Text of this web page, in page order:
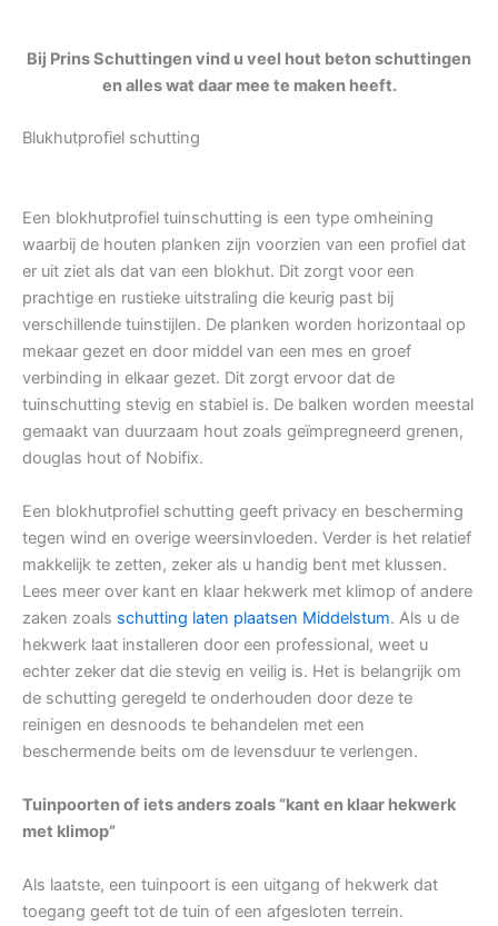
Bij Prins Schuttingen vind u veel hout beton schuttingen
en alles wat daar mee te maken heeft.
Blukhutprofiel schutting
Een blokhutprofiel tuinschutting is een type omheining
waarbij de houten planken zijn voorzien van een profiel dat
er uit ziet als dat van een blokhut. Dit zorgt voor een
prachtige en rustieke uitstraling die keurig past bij
verschillende tuinstijlen. De planken worden horizontaal op
mekaar gezet en door middel van een mes en groef
verbinding in elkaar gezet. Dit zorgt ervoor dat de
tuinschutting stevig en stabiel is. De balken worden meestal
gemaakt van duurzaam hout zoals geïmpregneerd grenen,
douglas hout of Nobifix.
Een blokhutprofiel schutting geeft privacy en bescherming
tegen wind en overige weersinvloeden. Verder is het relatief
makkelijk te zetten, zeker als u handig bent met klussen.
Lees meer over kant en klaar hekwerk met klimop of andere
zaken zoals schutting laten plaatsen Middelstum. Als u de
hekwerk laat installeren door een professional, weet u
echter zeker dat die stevig en veilig is. Het is belangrijk om
de schutting geregeld te onderhouden door deze te
reinigen en desnoods te behandelen met een
beschermende beits om de levensduur te verlengen.
Tuinpoorten of iets anders zoals “kant en klaar hekwerk
met klimop”
Als laatste, een tuinpoort is een uitgang of hekwerk dat
toegang geeft tot de tuin of een afgesloten terrein.